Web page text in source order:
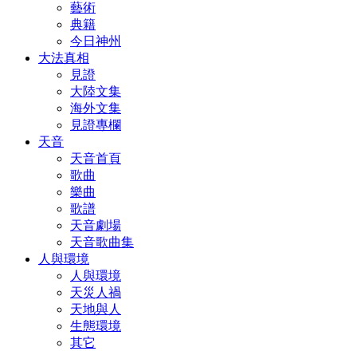
藝術
典籍
今日神州
大法真相
見證
大陸文集
海外文集
見證專欄
天音
天音首頁
歌曲
樂曲
歌譜
天音劇場
天音歌曲集
人與環境
人與環境
天災人禍
天地與人
生態環境
其它